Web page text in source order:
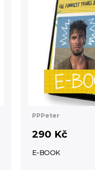
PPPeter
290 Kč
E-BOOK